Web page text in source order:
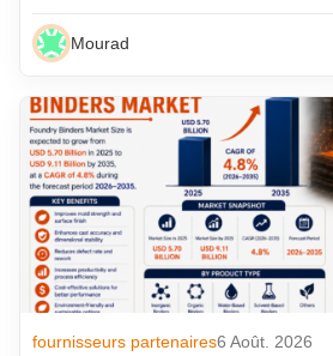
Mourad
fournisseurs partenaires6 Août. 2026